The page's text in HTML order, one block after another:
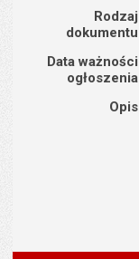
Rodzaj
dokumentu
Data ważności
ogłoszenia
Opis